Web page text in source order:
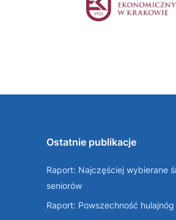
Ostatnie publikacje
Raport: Najczęściej wybierane
seniorów
Raport: Powszechność